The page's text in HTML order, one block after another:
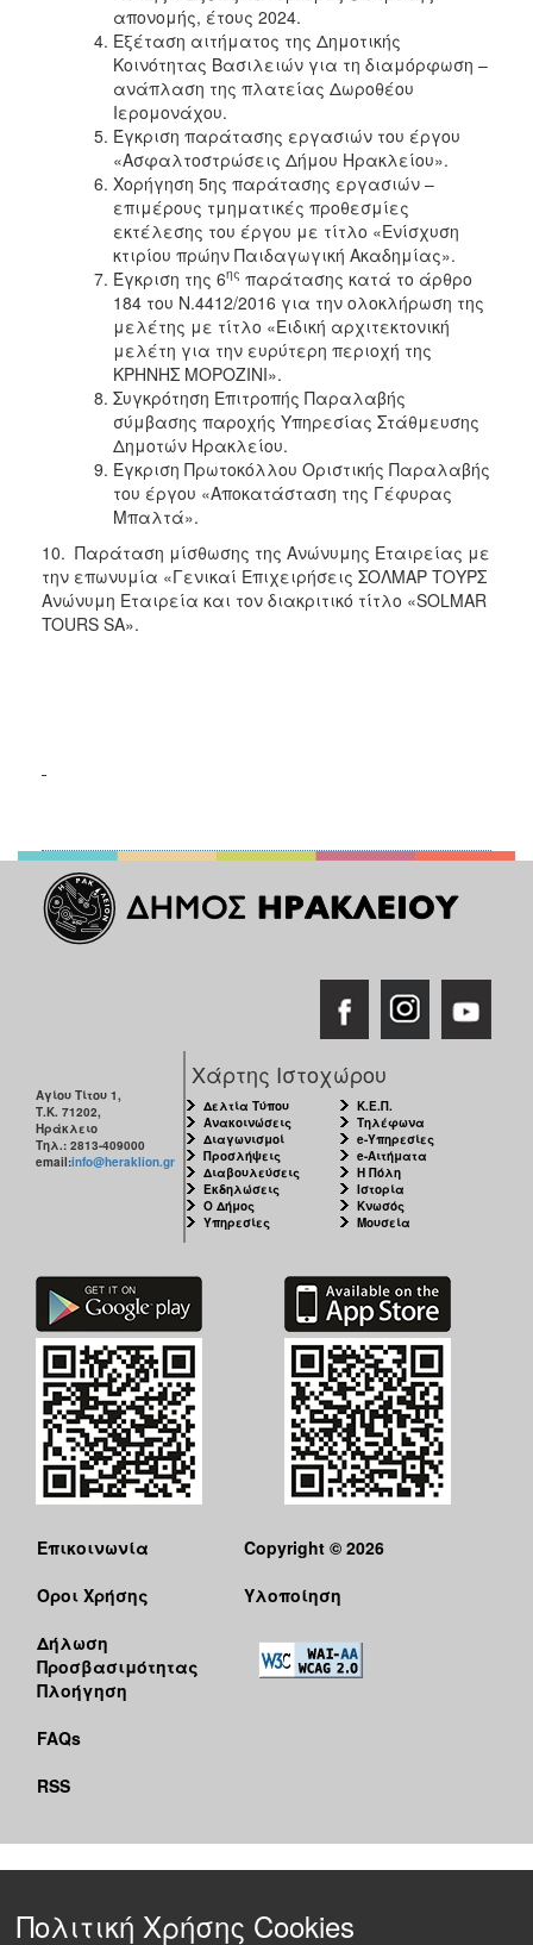
απονομής, έτους 2024.
Εξέταση αιτήματος της Δημοτικής
Κοινότητας Βασιλειών για τη διαμόρφωση –
ανάπλαση της πλατείας Δωροθέου
Ιερομονάχου.
Έγκριση παράτασης εργασιών του έργου
«Ασφαλτοστρώσεις Δήμου Ηρακλείου».
Χορήγηση 5ης παράτασης εργασιών –
επιμέρους τμηματικές προθεσμίες
εκτέλεσης του έργου με τίτλο «Ενίσχυση
κτιρίου πρώην Παιδαγωγική Ακαδημίας».
Έγκριση της 6ης παράτασης κατά το άρθρο
184 του Ν.4412/2016 για την ολοκλήρωση της
μελέτης με τίτλο «Ειδική αρχιτεκτονική
μελέτη για την ευρύτερη περιοχή της
ΚΡΗΝΗΣ ΜΟΡΟΖΙΝΙ».
Συγκρότηση Επιτροπής Παραλαβής
σύμβασης παροχής Υπηρεσίας Στάθμευσης
Δημοτών Ηρακλείου.
Έγκριση Πρωτοκόλλου Οριστικής Παραλαβής
του έργου «Αποκατάσταση της Γέφυρας
Μπαλτά».
10. Παράταση μίσθωσης της Ανώνυμης Εταιρείας με
την επωνυμία «Γενικαί Επιχειρήσεις ΣΟΛΜΑΡ ΤΟΥΡΣ
Ανώνυμη Εταιρεία και τον διακριτικό τίτλο «SOLMAR
TOURS SA».
Αγίου Τίτου 1,
Τ.Κ. 71202,
Ηράκλειο
Τηλ.: 2813-409000
email:info@heraklion.gr
Χάρτης Ιστοχώρου
Δελτία Τύπου
Ανακοινώσεις
Διαγωνισμοί
Προσλήψεις
Διαβουλεύσεις
Εκδηλώσεις
Ο Δήμος
Υπηρεσίες
Κ.Ε.Π.
Τηλέφωνα
e-Υπηρεσίες
e-Αιτήματα
Η Πόλη
Ιστορία
Κνωσός
Μουσεία
Επικοινωνία
Όροι Χρήσης
Δήλωση
Προσβασιμότητας
Πλοήγηση
FAQs
RSS
Copyright © 2026
Υλοποίηση
Πολιτική Χρήσης Cookies